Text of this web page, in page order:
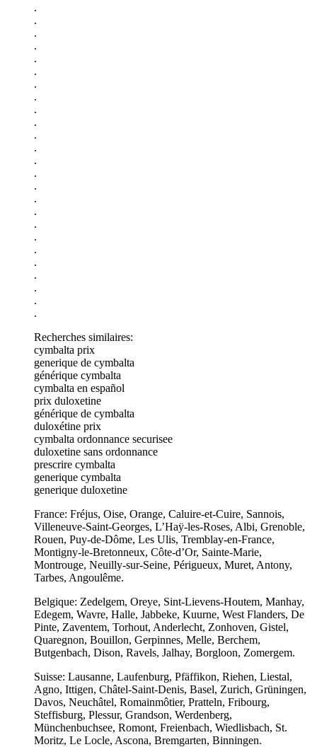
.
.
.
.
.
.
.
.
.
.
.
.
.
.
.
.
.
.
.
.
.
.
.
.
.
Recherches similaires:
cymbalta prix
generique de cymbalta
générique cymbalta
cymbalta en español
prix duloxetine
générique de cymbalta
duloxétine prix
cymbalta ordonnance securisee
duloxetine sans ordonnance
prescrire cymbalta
generique cymbalta
generique duloxetine
France: Fréjus, Oise, Orange, Caluire-et-Cuire, Sannois,
Villeneuve-Saint-Georges, L’Haÿ-les-Roses, Albi, Grenoble,
Rouen, Puy-de-Dôme, Les Ulis, Tremblay-en-France,
Montigny-le-Bretonneux, Côte-d’Or, Sainte-Marie,
Montrouge, Neuilly-sur-Seine, Périgueux, Muret, Antony,
Tarbes, Angoulême.
Belgique: Zedelgem, Oreye, Sint-Lievens-Houtem, Manhay,
Edegem, Wavre, Halle, Jabbeke, Kuurne, West Flanders, De
Pinte, Zaventem, Torhout, Anderlecht, Zonhoven, Gistel,
Quaregnon, Bouillon, Gerpinnes, Melle, Berchem,
Butgenbach, Dison, Ravels, Jalhay, Borgloon, Zomergem.
Suisse: Lausanne, Laufenburg, Pfäffikon, Riehen, Liestal,
Agno, Ittigen, Châtel-Saint-Denis, Basel, Zurich, Grüningen,
Davos, Neuchâtel, Romainmôtier, Pratteln, Fribourg,
Steffisburg, Plessur, Grandson, Werdenberg,
Münchenbuchsee, Romont, Freienbach, Wiedlisbach, St.
Moritz, Le Locle, Ascona, Bremgarten, Binningen.